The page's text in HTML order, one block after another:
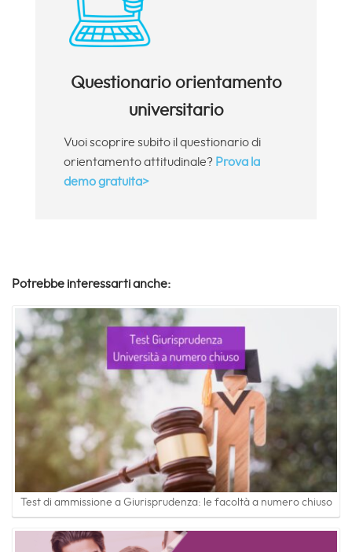
Questionario orientamento
universitario
Vuoi scoprire subito il questionario di
orientamento attitudinale? Prova la
demo gratuita>
Potrebbe interessarti anche:
Test di ammissione a Giurisprudenza: le facoltà a numero chiuso